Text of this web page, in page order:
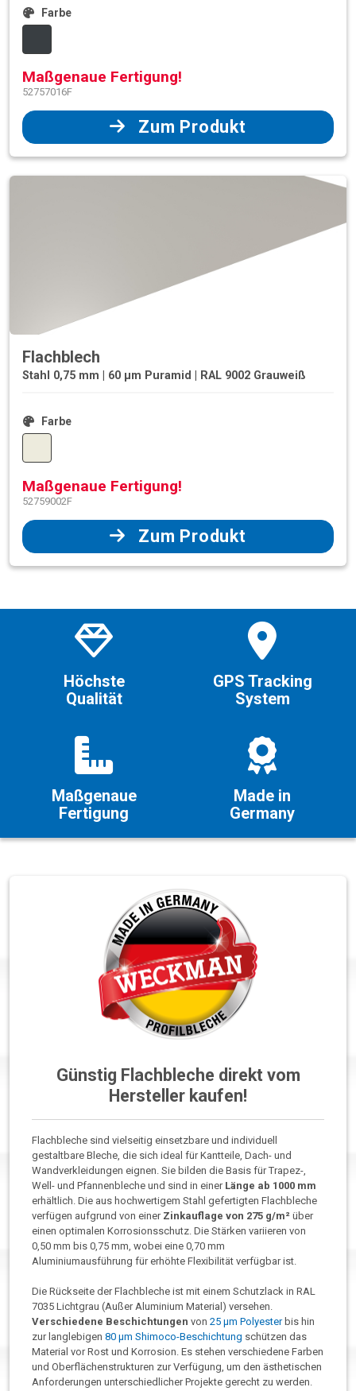
Farbe
Maßgenaue Fertigung!
52757016F
Zum Produkt
Flachblech
Stahl 0,75 mm | 60 µm Puramid | RAL 9002 Grauweiß
Farbe
Maßgenaue Fertigung!
52759002F
Zum Produkt
Höchste
Qualität
GPS Tracking
System
Maßgenaue
Fertigung
Made in
Germany
Günstig Flachbleche direkt vom
Hersteller kaufen!
Flachbleche sind vielseitig einsetzbare und individuell
gestaltbare Bleche, die sich ideal für Kantteile, Dach- und
Wandverkleidungen eignen. Sie bilden die Basis für Trapez-,
Well- und Pfannenbleche und sind in einer Länge ab 1000 mm
erhältlich. Die aus hochwertigem Stahl gefertigten Flachbleche
verfügen aufgrund von einer Zinkauflage von 275 g/m² über
einen optimalen Korrosionsschutz. Die Stärken variieren von
0,50 mm bis 0,75 mm, wobei eine 0,70 mm
Aluminiumausführung für erhöhte Flexibilität verfügbar ist.
Die Rückseite der Flachbleche ist mit einem Schutzlack in RAL
7035 Lichtgrau (Außer Aluminium Material) versehen.
Verschiedene Beschichtungen von 25 µm Polyesterbis hin
zur langlebigen 80 µm Shimoco-Beschichtung schützen das
Material vor Rost und Korrosion. Es stehen verschiedene Farben
und Oberflächenstrukturen zur Verfügung, um den ästhetischen
Anforderungen unterschiedlicher Projekte gerecht zu werden.